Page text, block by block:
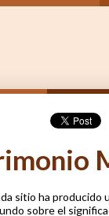
sitio ha producido
sobre el